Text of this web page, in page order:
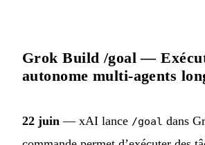
Grok Build /goal —
autonome multi-agents
22 juin — xAI lance /goal dans